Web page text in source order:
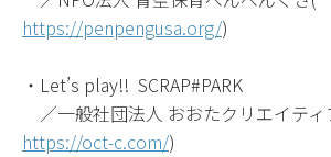
https://penpengusa.org/)
・Let’s play!! SCRAP#PARK
／一般社団法人 おおたクリエイテ
https://oct-c.com/)